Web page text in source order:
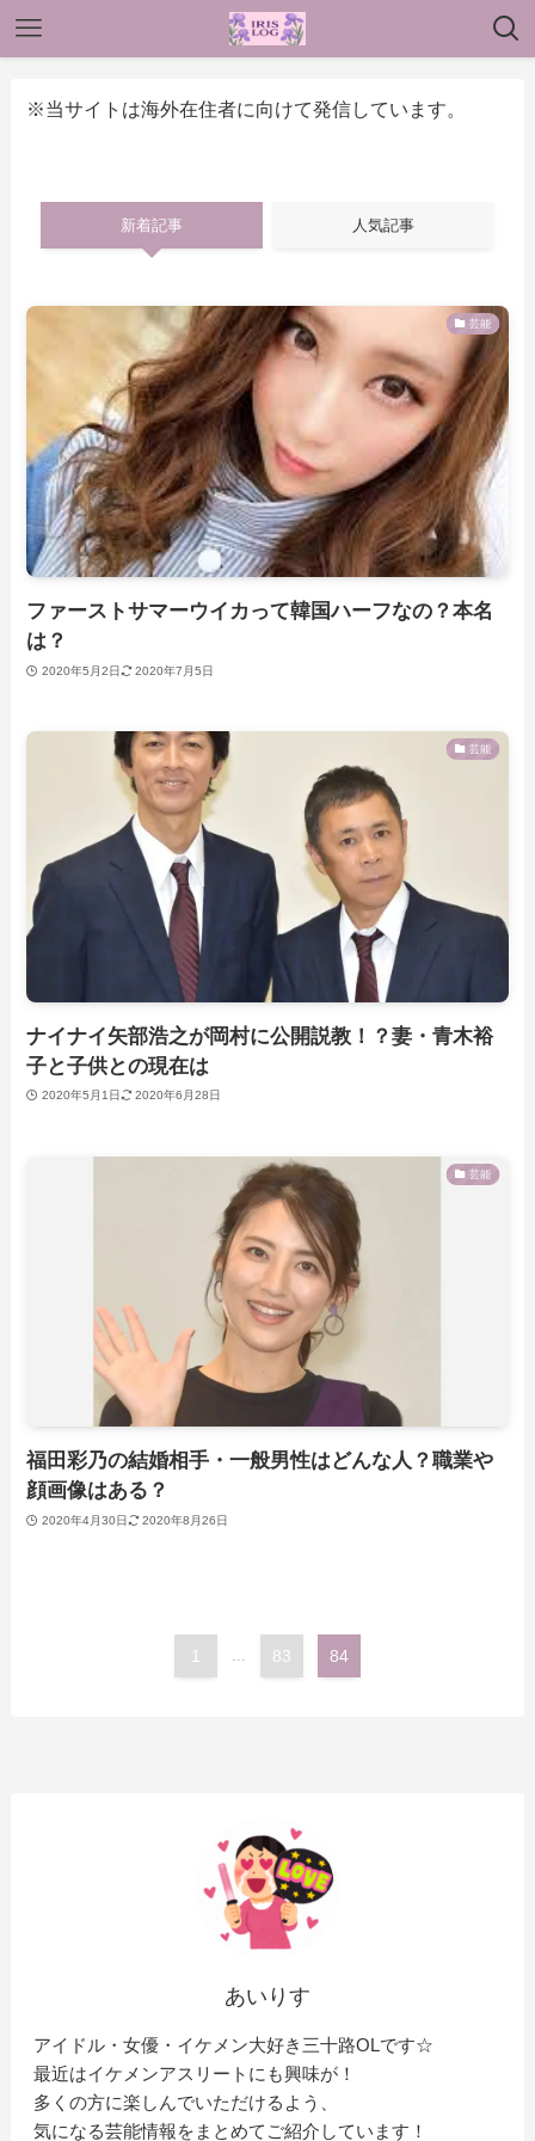
※当サイトは海外在住者に向けて発信しています。
新着記事 人気記事
芸能
ファーストサマーウイカって韓国ハーフなの？本名
は？
2020年5月2日 2020年7月5日
芸能
ナイナイ矢部浩之が岡村に公開説教！？妻・青木裕
子と子供との現在は
2020年5月1日 2020年6月28日
芸能
福田彩乃の結婚相手・一般男性はどんな人？職業や
顔画像はある？
2020年4月30日 2020年8月26日
1 ... 83 84
あいりす
アイドル・女優・イケメン大好き三十路OLです☆
最近はイケメンアスリートにも興味が！
多くの方に楽しんでいただけるよう、
気になる芸能情報をまとめてご紹介しています！